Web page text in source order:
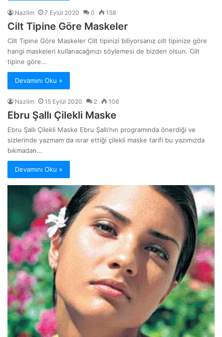
Nazlim 7 Eylül 2020 0 158
Cilt Tipine Göre Maskeler
Cilt Tipine Göre Maskeler Cilt tipinizi biliyorsanız cilt tipinize göre
hangi maskeleri kullanacağınızı söylemesi de bizden olsun. Cilt
tipine göre…
Devamını Oku »
Nazlim 15 Eylül 2020 2 106
Ebru Şallı Çilekli Maske
Ebru Şallı Çilekli Maske Ebru Şallı’nın programında önerdiği ve
sizlerinde yazmam da ısrar ettiği çilekli maske tarifi bu yazımızda
bıkmadan…
Devamını Oku »